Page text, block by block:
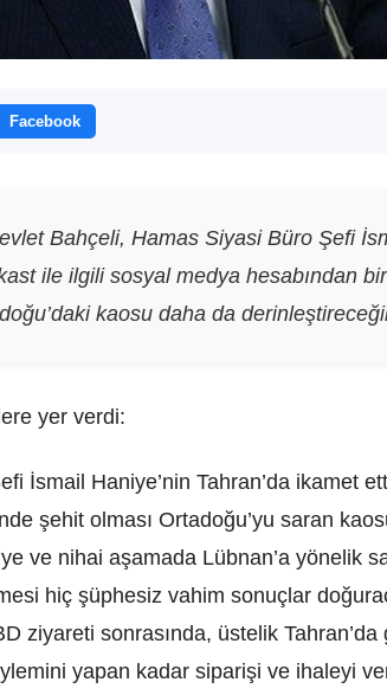
Facebook
Bahçeli, Hamas Siyasi Büro Şefi
ile ilgili sosyal medya hesabından
kaosu daha da
yer verdi:
İsmail Haniye’nin Tahran’da ikamet
şehit olması Ortadoğu’yu saran
ve nihai aşamada Lübnan’a yönelik
hiç şüphesiz vahim sonuçlar
ziyareti sonrasında, üstelik
yapan kadar siparişi ve ihaleyi